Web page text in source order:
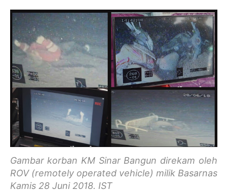
Gambar korban KM Sinar Bangun direkam oleh
ROV (remotely operated vehicle) milik Basarnas
Kamis 28 Juni 2018. IST